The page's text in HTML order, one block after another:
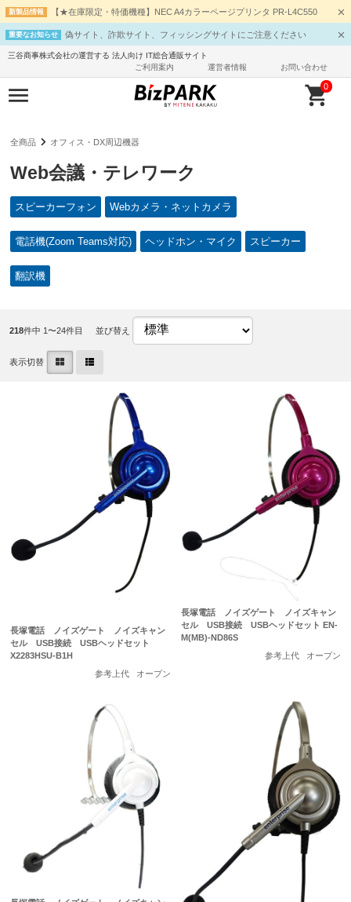
新製品情報 【★在庫限定・特価機種】NEC A4カラーページプリンタ PR-L4C550
重要なお知らせ 偽サイト、詐欺サイト、フィッシングサイトにご注意ください
三谷商事株式会社の運営する 法人向け IT総合通販サイト
ご利用案内
運営者情報 お問い合わせ
0
全商品 オフィス・DX周辺機器
Web会議・テレワーク
スピーカーフォン Webカメラ・ネットカメラ
電話機(Zoom Teams対応) ヘッドホン・マイク スピーカー
翻訳機
218件中 1〜24件目 並び替え
表示切替
長塚電話 ノイズゲート ノイズキャン
セル USB接続 USBヘッドセット
X2283HSU-B1H
参考上代
オープン
長塚電話 ノイズゲート ノイズキャン
セル USB接続 USBヘッドセット EN-
M(MB)-ND86S
参考上代
オープン